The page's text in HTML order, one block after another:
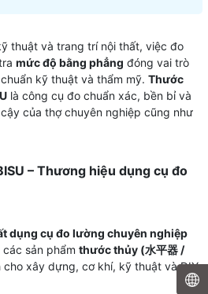
thuật và trang trí nội thất, việc đo
mức độ bằng phẳng đóng vai trò
kỹ thuật và thẩm mỹ. Thước
là công cụ đo chuẩn xác, bền bỉ và
của thợ chuyên nghiệp cũng như
– Thương hiệu dụng cụ đo
dụng cụ đo lường chuyên nghiệp
sản phẩm thước thủy (水平器 /
xây dựng, cơ khí, kỹ thuật và DIY